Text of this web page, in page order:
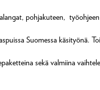
pohjakuteen,
Suomessa käsityönä.
sekä valmiina